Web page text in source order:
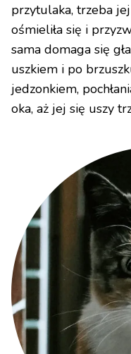
przytulaka, trzeba
ośmieliła się i
sama domaga się
uszkiem i po
jedzonkiem,
oka, aż jej się uszy